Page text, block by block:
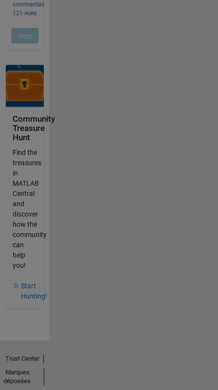
Community
Treasure
Hunt
Find the
treasures
in
MATLAB
Central
and
discover
how the
community
can
help
you!
Start
Hunting!
Trust Center
Marques
déposées